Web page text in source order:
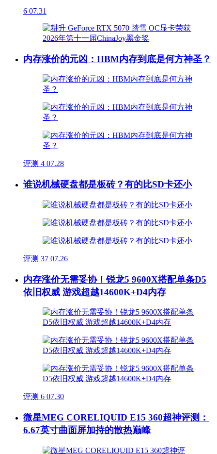
6 07.31
内存涨价的元凶：HBM内存到底是何方神圣？
评测 4 07.28
谁说机械硬盘都是板砖？有的比SD卡还小
评测 37 07.26
内存涨价无需妥协！锐龙5 9600X搭配单条D5
依旧权威 游戏超越14600K+D4内存
评测 6 07.30
微星MEG CORELIQUID E15 360超神评测：
6.67英寸曲面屏加持的散热巅峰